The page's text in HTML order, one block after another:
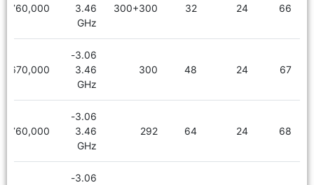
66
24
32
300+300
3.46
GHz
2,760,000
67
24
48
300
3.06-
3.46
GHz
2,670,000
68
24
64
292
3.06-
3.46
GHz
2,760,000
3.06-